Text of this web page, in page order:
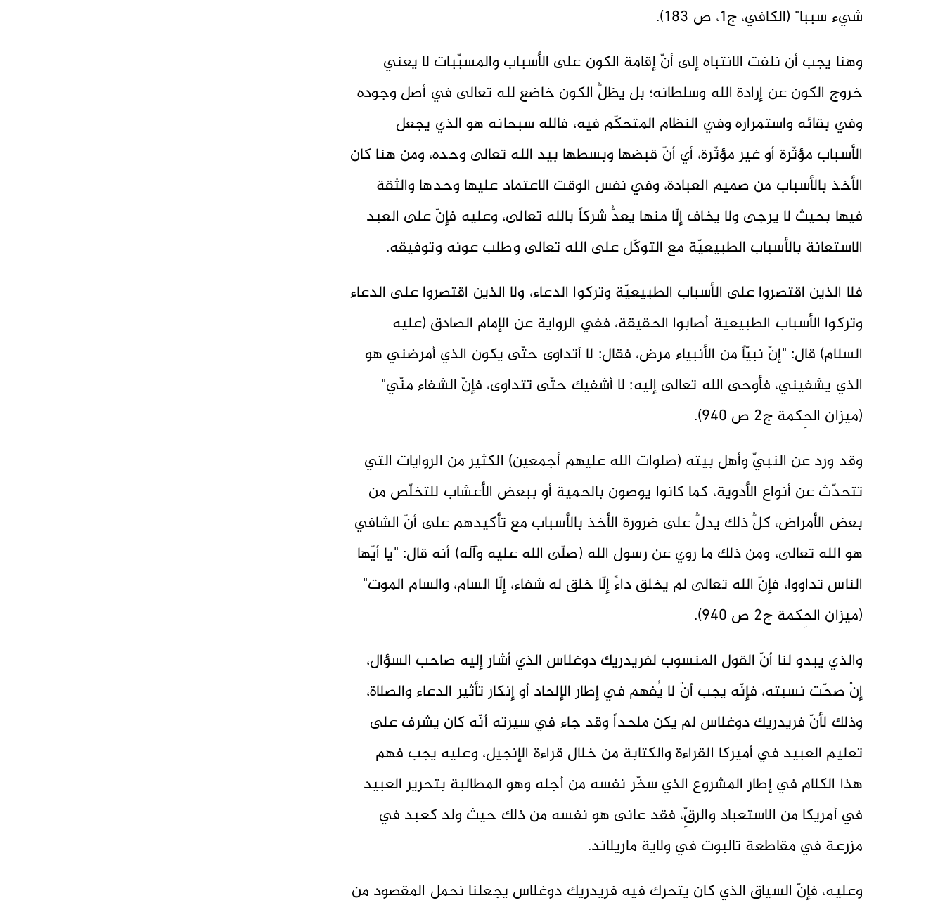
شيء سببا" (الكافي، ج1، ص 183).
وهنا يجب أن نلفت الانتباه إلى أنّ إقامة الكون على الأسباب والمسبّبات لا يعني
خروج الكون عن إرادة الله وسلطانه؛ بل يظلُّ الكون خاضع لله تعالى في أصل وجوده
وفي بقائه واستمراره وفي النظام المتحكّم فيه، فالله سبحانه هو الذي يجعل
الأسباب مؤثّرة أو غير مؤثّرة، أي أنّ قبضها وبسطها بيد الله تعالى وحده، ومن هنا كان
الأخذ بالأسباب من صميم العبادة، وفي نفس الوقت الاعتماد عليها وحدها والثقة
فيها بحيث لا يرجى ولا يخاف إلّا منها يعدُّ شركاً بالله تعالى، وعليه فإنّ على العبد
الاستعانة بالأسباب الطبيعيّة مع التوكّل على الله تعالى وطلب عونه وتوفيقه.
فلا الذين اقتصروا على الأسباب الطبيعيّة وتركوا الدعاء، ولا الذين اقتصروا على الدعاء
وتركوا الأسباب الطبيعية أصابوا الحقيقة، ففي الرواية عن الإمام الصادق (عليه
السلام) قال: "إنّ نبيّاً من الأنبياء مرض، فقال: لا أتداوى حتّى يكون الذي أمرضني هو
الذي يشفيني، فأوحى الله تعالى إليه: لا أشفيك حتّى تتداوى، فإنّ الشفاء منّي"
(ميزان الحِكمة ج2 ص 940).
وقد ورد عن النبيّ وأهل بيته (صلوات الله عليهم أجمعين) الكثير من الروايات التي
تتحدّث عن أنواع الأدوية، كما كانوا يوصون بالحمية أو ببعض الأعشاب للتخلّص من
بعض الأمراض، كلُّ ذلك يدلُّ على ضرورة الأخذ بالأسباب مع تأكيدهم على أنّ الشافي
هو الله تعالى، ومن ذلك ما روي عن رسول الله (صلّى الله عليه وآله) أنه قال: "يا أيّها
الناس تداووا، فإنّ الله تعالى لم يخلق داءً إلّا خلق له شفاء، إلّا السام، والسام الموت"
(ميزان الحِكمة ج2 ص 940).
والذي يبدو لنا أنّ القول المنسوب لفريدريك دوغلاس الذي أشار إليه صاحب السؤال،
إنْ صحّت نسبته، فإنّه يجب أنْ لا يُفهم في إطار الإلحاد أو إنكار تأثير الدعاء والصلاة،
وذلك لأنّ فريدريك دوغلاس لم يكن ملحداً وقد جاء في سيرته أنّه كان يشرف على
تعليم العبيد في أميركا القراءة والكتابة من خلال قراءة الإنجيل، وعليه يجب فهم
هذا الكلام في إطار المشروع الذي سخّر نفسه من أجله وهو المطالبة بتحرير العبيد
في أمريكا من الاستعباد والرقِّ، فقد عانى هو نفسه من ذلك حيث ولد كعبد في
مزرعة في مقاطعة تالبوت في ولاية ماريلاند.
وعليه، فإنّ السياق الذي كان يتحرك فيه فريدريك دوغلاس يجعلنا نحمل المقصود من